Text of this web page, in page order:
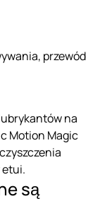
przewód
na
Motion Magic
etui.
są